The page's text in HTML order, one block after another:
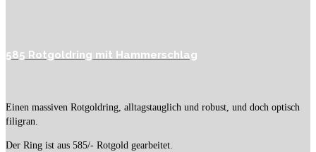
585 Rotgoldring mit Hammerschlag
Einen massiven Rotgoldring, alltagstauglich und robust, und doch optisch
filigran.
Der Ring ist aus 585/- Rotgold gearbeitet.